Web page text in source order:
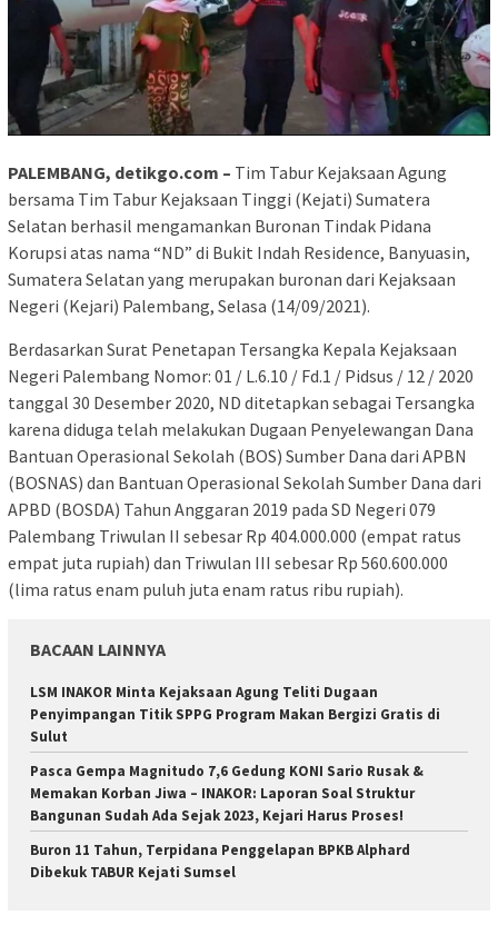
PALEMBANG, detikgo.com – Tim Tabur Kejaksaan Agung
bersama Tim Tabur Kejaksaan Tinggi (Kejati) Sumatera
Selatan berhasil mengamankan Buronan Tindak Pidana
Korupsi atas nama “ND” di Bukit Indah Residence, Banyuasin,
Sumatera Selatan yang merupakan buronan dari Kejaksaan
Negeri (Kejari) Palembang, Selasa (14/09/2021).
Berdasarkan Surat Penetapan Tersangka Kepala Kejaksaan
Negeri Palembang Nomor: 01 / L.6.10 / Fd.1 / Pidsus / 12 / 2020
tanggal 30 Desember 2020, ND ditetapkan sebagai Tersangka
karena diduga telah melakukan Dugaan Penyelewangan Dana
Bantuan Operasional Sekolah (BOS) Sumber Dana dari APBN
(BOSNAS) dan Bantuan Operasional Sekolah Sumber Dana dari
APBD (BOSDA) Tahun Anggaran 2019 pada SD Negeri 079
Palembang Triwulan II sebesar Rp 404.000.000 (empat ratus
empat juta rupiah) dan Triwulan III sebesar Rp 560.600.000
(lima ratus enam puluh juta enam ratus ribu rupiah).
BACAAN LAINNYA
LSM INAKOR Minta Kejaksaan Agung Teliti Dugaan
Penyimpangan Titik SPPG Program Makan Bergizi Gratis di
Sulut
Pasca Gempa Magnitudo 7,6 Gedung KONI Sario Rusak &
Memakan Korban Jiwa – INAKOR: Laporan Soal Struktur
Bangunan Sudah Ada Sejak 2023, Kejari Harus Proses!
Buron 11 Tahun, Terpidana Penggelapan BPKB Alphard
Dibekuk TABUR Kejati Sumsel